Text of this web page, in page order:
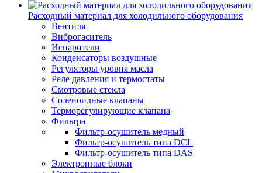
Расходный материал для холодильного оборудования
Вентиля
Виброгаситель
Испарители
Конденсаторы воздушные
Регуляторы уровня масла
Реле давления и термостаты
Смотровые стекла
Соленоидные клапаны
Терморегулирующие клапана
Фильтра
Фильтр-осушитель медный
Фильтр-осушитель типа DCL
Фильтр-осушитель типа DAS
Электронные блоки